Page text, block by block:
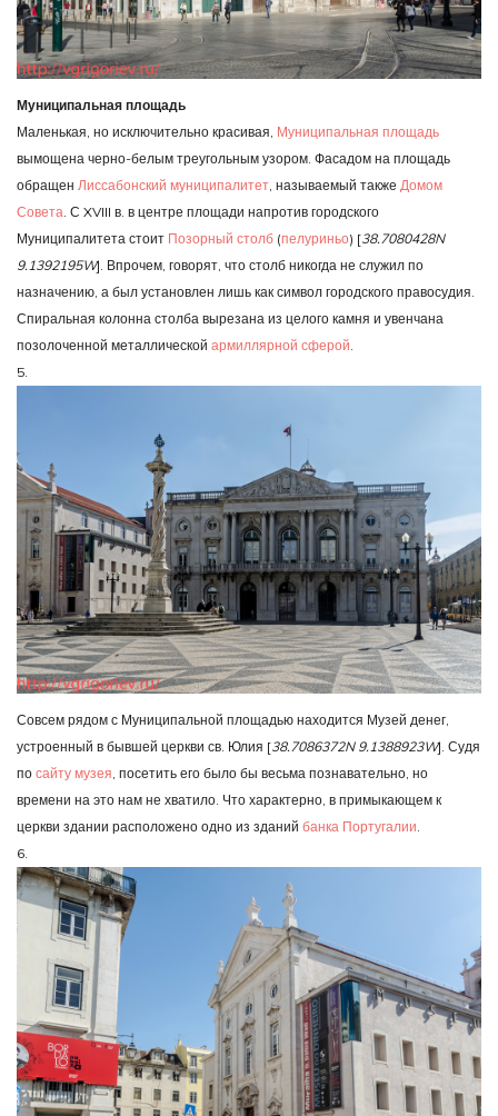
Муниципальная площадь
Маленькая, но исключительно красивая, Муниципальная площадь
вымощена черно-белым треугольным узором. Фасадом на площадь
обращен Лиссабонский муниципалитет , называемый также Домом
Совета . С XVIII в. в центре площади напротив городского
Муниципалитета стоит Позорный столб (пелуриньо) [38.7080428N
9.1392195W]. Впрочем, говорят, что столб никогда не служил по
назначению, а был установлен лишь как символ городского правосудия.
Спиральная колонна столба вырезана из целого камня и увенчана
позолоченной металлической армиллярной сферой
5.
Совсем рядом с Муниципальной площадью находится Музей денег,
устроенный в бывшей церкви св. Юлия [38.7086372N 9.1388923W]. Судя
по сайту музея , посетить его было бы весьма познавательно, но
времени на это нам не хватило. Что характерно, в примыкающем к
церкви здании расположено одно из зданий банка Португалии
6.